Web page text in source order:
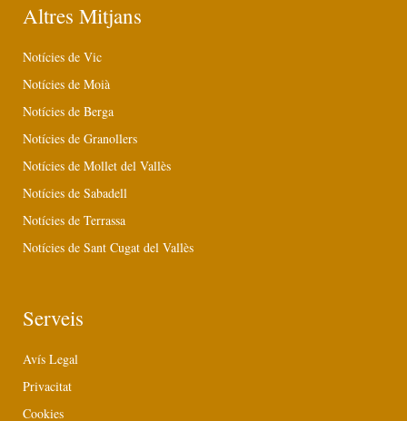
Altres Mitjans
Notícies de Vic
Notícies de Moià
Notícies de Berga
Notícies de Granollers
Notícies de Mollet del Vallès
Notícies de Sabadell
Notícies de Terrassa
Notícies de Sant Cugat del Vallès
Serveis
Avís Legal
Privacitat
Cookies